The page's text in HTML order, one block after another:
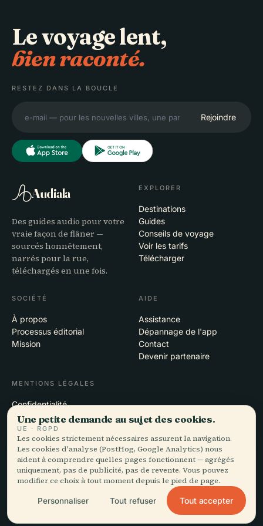
Le voyage lent,
bien raconté.
RESTEZ DANS LA BOUCLE
Rejoindre
Audiala
Des guides audio pour votre
vraie façon de flâner —
sourcés honnêtement,
narrés pour la rue,
téléchargés en une fois.
EXPLORER
Destinations
Guides
Conseils de voyage
Voir les tarifs
Télécharger
SOCIÉTÉ
À propos
Processus éditorial
Mission
AIDE
Assistance
Dépannage de l'app
Contact
Devenir partenaire
MENTIONS LÉGALES
Confidentialité
Conditions
Paramètres des cookies
Supprimer le compte
© 2026 Audiala · Conçu à Morges, en Suisse, sur la route et dans les
EN · FR · DE · ES · IT · PT · JA · ZH · HI · RU · CS · AR
Une petite demande au sujet des cookies.
UE · RGPD
Les cookies strictement nécessaires assurent la navigation.
Les cookies d'analyse (PostHog, Google Analytics) nous
aident à comprendre quelles pages fonctionnent — agrégés
uniquement, pas de publicité, pas de revente. Vous pouvez
modifier ce choix à tout moment depuis le pied de page.
Personnaliser Tout refuser Tout accepter